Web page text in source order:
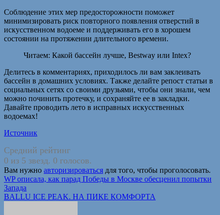
Соблюдение этих мер предосторожности поможет
минимизировать риск повторного появления отверстий в
искусственном водоеме и поддерживать его в хорошем
состоянии на протяжении длительного времени.
Читаем: Какой бассейн лучше, Bestway или Intex?
Делитесь в комментариях, приходилось ли вам заклеивать
бассейн в домашних условиях. Также делайте репост статьи в
социальных сетях со своими друзьями, чтобы они знали, чем
можно починить протечку, и сохраняйте ее в закладки.
Давайте проводить лето в исправных искусственных
водоемах!
Источник
Средний рейтинг
0 из 5 звезд. 0 голосов.
Вам нужно авторизироваться для того, чтобы проголосовать.
Навигация
по
WP описала, как парад Победы в Москве обесценил попытки
Запада
BALLU ICE PEAK. НА ПИКЕ КОМФОРТА